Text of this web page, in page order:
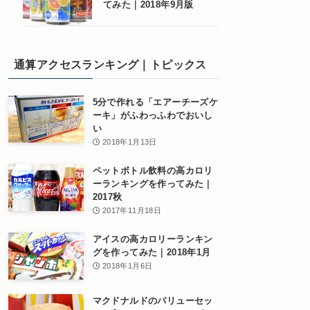
てみた｜2018年9月版
通算アクセスランキング｜トピックス
5分で作れる「エアーチーズケ
ーキ」がふわっふわでおいし
い
2018年1月13日
ペットボトル飲料の高カロリ
ーランキングを作ってみた｜
2017秋
2017年11月18日
アイスの高カロリーランキン
グを作ってみた｜2018年1月
2018年1月6日
マクドナルドのバリューセッ